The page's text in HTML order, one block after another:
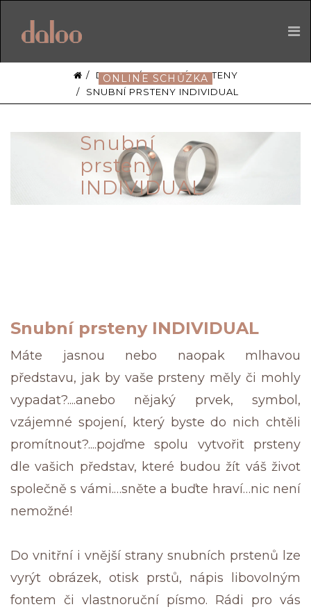
ONLINE SCHŮZKA
DALOO
SNUBNÍ PRSTENY
SNUBNÍ PRSTENY INDIVIDUAL
Snubní
prsteny
INDIVIDUAL
Snubní prsteny INDIVIDUAL
Máte jasnou nebo naopak mlhavou
představu, jak by vaše prsteny měly či mohly
vypadat?....anebo nějaký prvek, symbol,
vzájemné spojení, který byste do nich chtěli
promítnout?....pojďme spolu vytvořit prsteny
dle vašich představ, které budou žít váš život
společně s vámi.…sněte a buďte hraví…nic není
nemožné!
Do vnitřní i vnější strany snubních prstenů lze
vyrýt obrázek, otisk prstů, nápis libovolným
fontem či vlastnoruční písmo. Rádi pro vás